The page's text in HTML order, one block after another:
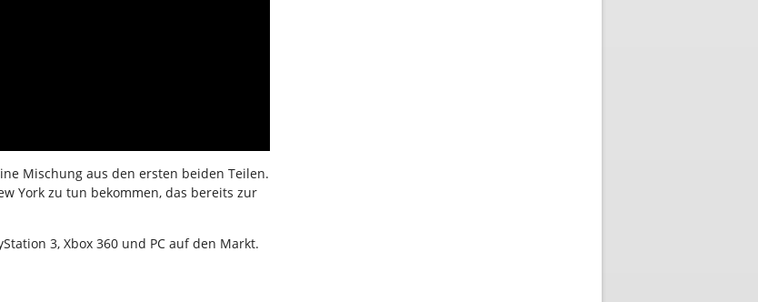
Mischung aus den ersten beiden Teilen.
York zu tun bekommen, das bereits zur
3, Xbox 360 und PC auf den Markt.